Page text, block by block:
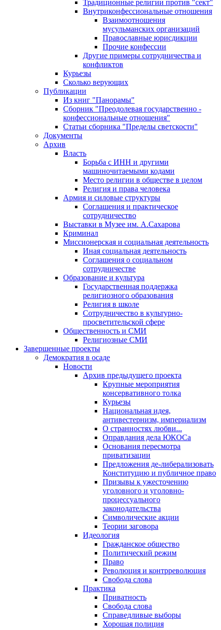
Традиционные религии против "сект"
Внутриконфессиональные отношения
Взаимоотношения
мусульманских организаций
Православные юрисдикции
Прочие конфессии
Другие примеры сотрудничества и
конфликтов
Курьезы
Сколько верующих
Публикации
Из книг "Панорамы"
Сборник "Преодолевая государственно -
конфессиональные отношения"
Статьи сборника "Пределы светскости"
Документы
Архив
Власть
Борьба с ИНН и другими
машиночитаемыми кодами
Место религии в обществе в целом
Религия и права человека
Армия и силовые структуры
Соглашения и практическое
сотрудничество
Выставки в Музее им. А.Сахарова
Криминал
Миссионерская и социальная деятельность
Иная социальная деятельность
Соглашения о социальном
сотрудничестве
Образование и культура
Государственная поддержка
религиозного образования
Религия в школе
Сотрудничество в культурно-
просветительской сфере
Общественность и СМИ
Религиозные СМИ
Завершенные проекты
Демократия в осаде
Новости
Архив предыдущего проекта
Крупные мероприятия
консервативного толка
Курьезы
Национальная идея,
антивестернизм, империализм
О странностях любви...
Оправдания дела ЮКОСа
Основания пересмотра
приватизации
Предложения де-либерализовать
Конституцию и публичное право
Призывы к ужесточению
уголовного и уголовно-
процессуального
законодательства
Символические акции
Теории заговора
Идеология
Гражданское общество
Политический режим
Право
Революция и контрреволюция
Свобода слова
Практика
Приватность
Свобода слова
Справедливые выборы
Хорошая полиция